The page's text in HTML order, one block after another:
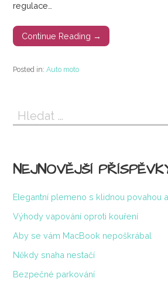
regulace…
Continue Reading →
Posted in:Auto moto
Vyhledávání
NEJNOVĚJŠÍ
Elegantní plemeno s klidnou povahou
Výhody vapování oproti kouření
Aby se vám MacBook nepoškrábal
Někdy snaha nestačí
Bezpečné parkování